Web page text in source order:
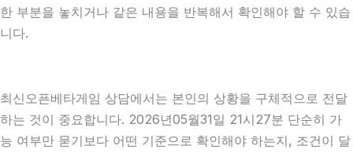
한 부분을 놓치거나 같은 내용을 반복해서 확인해야 할 수 있습
니다.
최신오픈베타게임 상담에서는 본인의 상황을 구체적으로 전달
하는 것이 중요합니다. 2026년05월31일 21시27분 단순히 가
능 여부만 묻기보다 어떤 기준으로 확인해야 하는지, 조건이 달